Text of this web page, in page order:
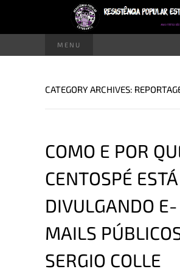
MENU
CATEGORY ARCHIVES:
COMO E POR
CENTOSPÉ ESTÁ
DIVULGANDO E-
MAILS
SERGIO COLLE